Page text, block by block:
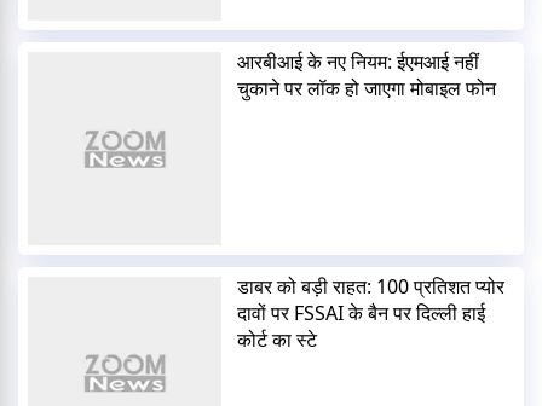
आरबीआई के नए नियम: ईएमआई नहीं
चुकाने पर लॉक हो जाएगा मोबाइल फोन
डाबर को बड़ी राहत: 100 प्रतिशत प्योर
दावों पर FSSAI के बैन पर दिल्ली हाई
कोर्ट का स्टे